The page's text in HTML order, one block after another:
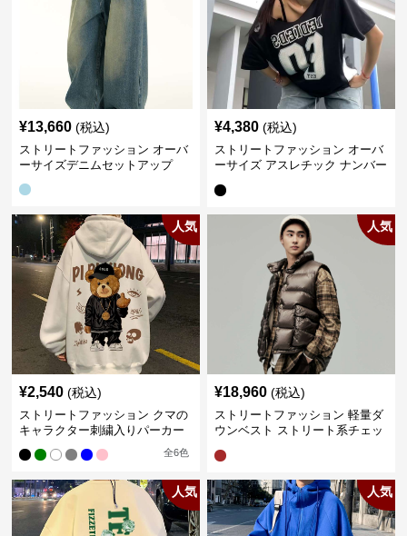
¥13,660 (税込)
ストリートファッション オーバ
ーサイズデニムセットアップ
¥4,380 (税込)
ストリートファッション オーバ
ーサイズ アスレチック ナンバー
人気
¥2,540 (税込)
ストリートファッション クマの
キャラクター刺繍入りパーカー
全6色
人気
¥18,960 (税込)
ストリートファッション 軽量ダ
ウンベスト ストリート系チェッ
人気 人気